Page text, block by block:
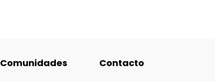
Comunidades Contacto